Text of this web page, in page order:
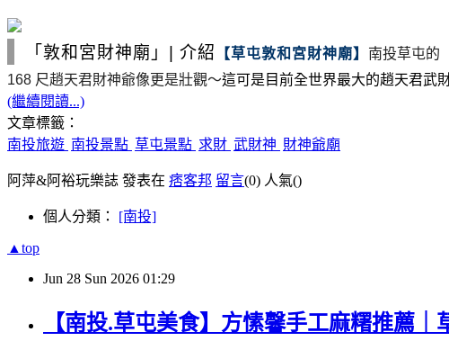
「敦和宮財神廟」 介紹 【草屯敦和宮財神廟】 南投草屯的
168 尺趙天君財神爺像更是壯觀～這可是目前全世界最大的趙天君武
(繼續閱讀...)
文章標籤：
南投旅遊 南投景點 草屯景點 求財 武財神 財神爺廟
阿萍&阿裕玩樂誌 發表在 痞客邦 留言(0) 人氣()
個人分類： [南投]
▲top
Jun 28 Sun 2026 01:29
【南投.草屯美食】方愫馨手工麻糬推薦｜